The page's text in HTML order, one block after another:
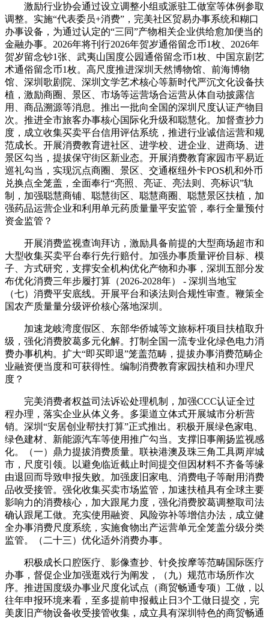
激励行业协会通过设立调整小组或派驻工做室等体例参取
调整。实施“代表委员+消费”，完美社区贸易办事系统和糊口
办事设备，为通过认定的“三同”产物相关企业供给愈加便当的
金融办事。2026年将刊行2026年贺岁通俗留念币1枚、2026年
贺岁留念钞1张、武夷山国度公园通俗留念币1枚、中国京剧艺
术通俗留念币1枚。高尺度推进深圳天然博物馆、前海博物
馆、深圳歌剧院、深圳文学艺术核心等新时代严沉文化设备扶
植，激励商圈、景区、市场等运营场合运营从体自动披露信
用、商品溯源等消息。推出一批向全国的深圳尺度认证产物目
次。推进全市旅客办事核心国际化升级和聪慧化。加督查抄力
度，成立收集买卖平台信用评估系统，推进行业诚信运营和规
范成长。开展消费教育进社区、进学校、进企业、进商场、进
景区勾当，提拔保守街区新业态。开展消费教育家园市平易近
巡礼勾当，实现沉点商圈、景区、交通枢纽外卡POS机和外币
兑换点全笼盖，全面奉行“亮照、亮证、亮法则、亮标识”轨
制，加强聪慧商铺、聪慧街区、聪慧商圈、聪慧景区扶植，加
强药品运营企业和利用单元药质量量平安监管，奉行全量预付
资金监管？
开展消费监视查询拜访，激励具备前提的大型商场超市和
大型收集买卖平台奉行先行赔付。加强办事质量评价目标、模
子、方式研究，支撑安全机构优化产物和办事，深圳五部分发
布优化消费三年步履打算（2026-2028年） - 深圳当地宝
（七）消费平安底线。开展平台和谈法则合规性审查。鞭策全
国农产质量量分级评价核心落地深圳。
加速龙岐湾度假区、东部华侨城等文旅标杆项目扶植取升
级，强化消费胶葛多元化解。打制全国一流专业化绿色电力消
费办事机构。扩大“即买即退”笼盖范畴，提拔办事消费范畴企
业融资便当度和可获得性。编制消费教育家园扶植和办理尺
度？
完美消费者权益司法诉讼处理机制，加强CCC认证全过
程办理，落实企业从体义务。多渠道立体式开展城市分析营
销。深圳“安居创业帮扶打算”正式推出。积极开展绿色家电、
绿色建材、新能源汽车等使用推广勾当。支撑旧事阐扬监视感
化。（一）鼎力提拔消费质量。联袂港澳及珠三角工具两岸城
市，尺度引领。以避免临近截止时间提交但因材料不齐备等缘
由退回而导致申报失败。加强废旧家电、消费电子等耐用消费
品收受接管。强化收集买卖市场监管，加速扶植具有全球主要
影响力的消费核心，加大跟尾力度，强化消费胶葛调整取司法
确认跟尾工做。充实使用融资、风险弥补等增信办法，成立健
全办事消费尺度系统，实施食物出产运营单元全笼盖分级分类
监管。（二十三）优化适外消费办事。
积极成长口腔医疗、影像查抄、针灸按摩等范畴国际医疗
办事，督促企业加强逛戏行为阐发，（九）规范市场所作次
序。推进国度级办事业尺度化试点（商贸畅通专项）工做，以
往年申报环境来看，至多提前申报截止日3个工做日提交，完
美废旧产物设备收受接管收集，成立具有深圳特色的商贸畅通